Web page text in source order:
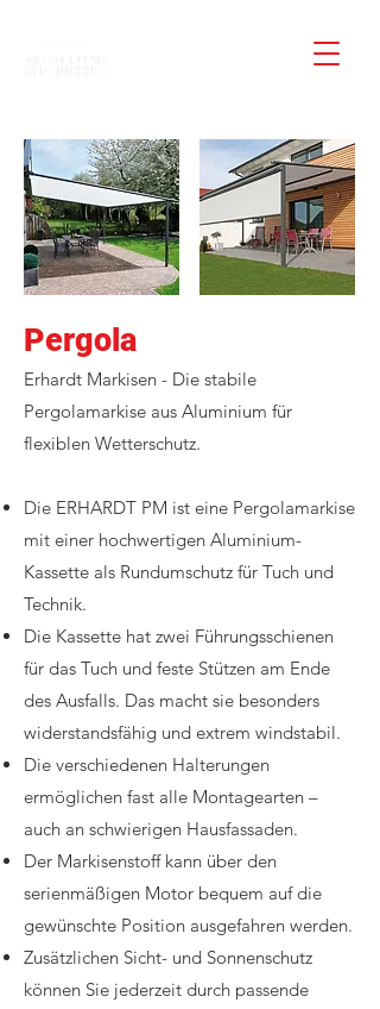
Pergola
Erhardt Markisen - Die stabile
Pergolamarkise aus Aluminium für
flexiblen Wetterschutz.
Die ERHARDT PM ist eine Pergolamarkise
mit einer hochwertigen Aluminium-
Kassette als Rundumschutz für Tuch und
Technik.
Die Kassette hat zwei Führungsschienen
für das Tuch und feste Stützen am Ende
des Ausfalls. Das macht sie besonders
widerstandsfähig und extrem windstabil.
Die verschiedenen Halterungen
ermöglichen fast alle Montagearten –
auch an schwierigen Hausfassaden.
Der Markisenstoff kann über den
serienmäßigen Motor bequem auf die
gewünschte Position ausgefahren werden.
Zusätzlichen Sicht- und Sonnenschutz
können Sie jederzeit durch passende